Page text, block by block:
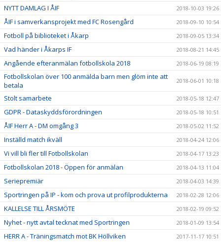
NYTT DAMLAG I ÅIF 2018-10-03 19:26
ÅIF i samverkansprojekt med FC Rosengård 2018-09-10 10:54
Fotboll på biblioteket i Åkarp 2018-09-05 13:34
Vad händer i Åkarps IF 2018-08-21 14:45
Angående efteranmälan fotbollskola 2018 2018-06-19 08:19
Fotbollskolan över 100 anmälda barn men glöm inte att
betala
2018-06-01 10:18
Stolt samarbete 2018-05-18 12:47
GDPR - Dataskyddsförordningen 2018-05-18 10:51
ÅIF Herr A - DM omgång 3 2018-05-02 11:52
Inställd match ikväll 2018-04-24 12:06
Vi vill bli fler till Fotbollskolan 2018-04-17 13:23
Fotbollskolan 2018 - Öppen för anmälan 2018-04-13 11:04
Seriepremiär 2018-04-03 14:39
Sportringen på IP - kom och prova ut profilprodukterna 2018-02-28 12:06
KALLELSE TILL ÅRSMÖTE 2018-02-19 09:52
Nyhet - nytt avtal tecknat med Sportringen 2018-01-09 13:54
HERR A - Träningsmatch mot BK Höllviken 2017-11-17 10:51